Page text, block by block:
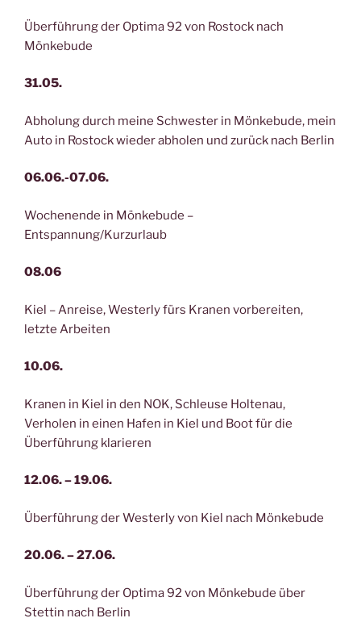
Überführung der Optima 92 von Rostock nach
Mönkebude
31.05.
Abholung durch meine Schwester in Mönkebude, mein
Auto in Rostock wieder abholen und zurück nach Berlin
06.06.-07.06.
Wochenende in Mönkebude –
Entspannung/Kurzurlaub
08.06
Kiel – Anreise, Westerly fürs Kranen vorbereiten,
letzte Arbeiten
10.06.
Kranen in Kiel in den NOK, Schleuse Holtenau,
Verholen in einen Hafen in Kiel und Boot für die
Überführung klarieren
12.06. – 19.06.
Überführung der Westerly von Kiel nach Mönkebude
20.06. – 27.06.
Überführung der Optima 92 von Mönkebude über
Stettin nach Berlin